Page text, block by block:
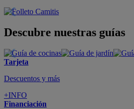
Descubre nuestras guías
Tarjeta
Descuentos y más
+INFO
Financiación